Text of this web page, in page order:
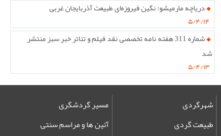
دریاچه مارمیشو؛ نگین فیروزه‌ای طبیعت آذربایجان غربی
۵/۴/۱۴
شماره 311 هفته نامه تخصصی نقد فیلم و تئاتر خبر سبز منتشر
شد
۵/۴/۱۳
شهرگردی
طبیعت گردی
مسیر گردشگری
آئین ها و مراسم سنتی